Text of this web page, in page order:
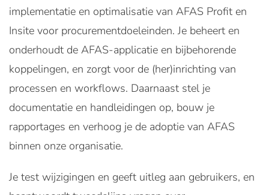
implementatie en optimalisatie van AFAS Profit en
Insite voor procurementdoeleinden. Je beheert en
onderhoudt de AFAS-applicatie en bijbehorende
koppelingen, en zorgt voor de (her)inrichting van
processen en workflows. Daarnaast stel je
documentatie en handleidingen op, bouw je
rapportages en verhoog je de adoptie van AFAS
binnen onze organisatie.
Je test wijzigingen en geeft uitleg aan gebruikers, en